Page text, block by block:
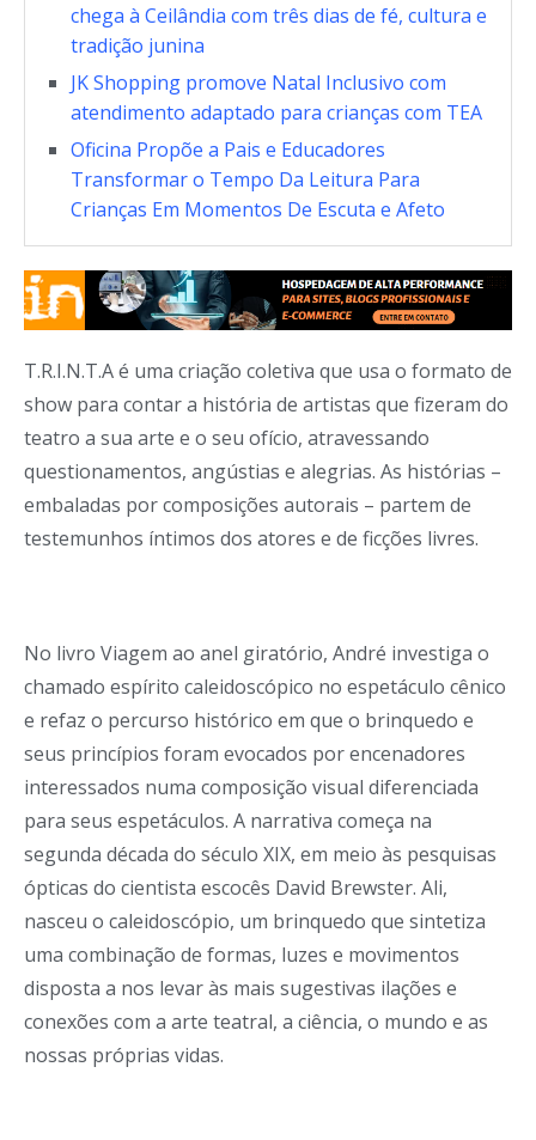
chega à Ceilândia com três dias de fé, cultura e
tradição junina
JK Shopping promove Natal Inclusivo com
atendimento adaptado para crianças com TEA
Oficina Propõe a Pais e Educadores
Transformar o Tempo Da Leitura Para
Crianças Em Momentos De Escuta e Afeto
T.R.I.N.T.A é uma criação coletiva que usa o formato de
show para contar a história de artistas que fizeram do
teatro a sua arte e o seu ofício, atravessando
questionamentos, angústias e alegrias. As histórias –
embaladas por composições autorais – partem de
testemunhos íntimos dos atores e de ficções livres.
No livro Viagem ao anel giratório, André investiga o
chamado espírito caleidoscópico no espetáculo cênico
e refaz o percurso histórico em que o brinquedo e
seus princípios foram evocados por encenadores
interessados numa composição visual diferenciada
para seus espetáculos. A narrativa começa na
segunda década do século XIX, em meio às pesquisas
ópticas do cientista escocês David Brewster. Ali,
nasceu o caleidoscópio, um brinquedo que sintetiza
uma combinação de formas, luzes e movimentos
disposta a nos levar às mais sugestivas ilações e
conexões com a arte teatral, a ciência, o mundo e as
nossas próprias vidas.